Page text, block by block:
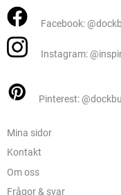
Facebook:
Instagram:
Pinterest:
Mina sidor
Kontakt
Om oss
Frågor & svar